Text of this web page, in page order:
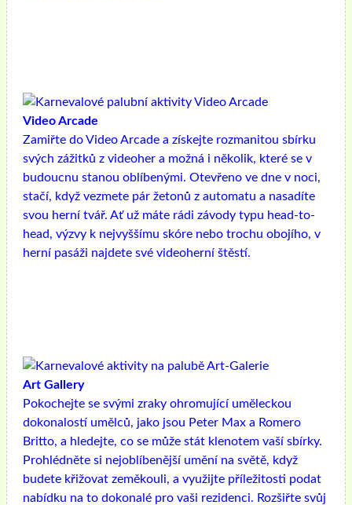
Video Arcade
Zamiřte do Video Arcade a získejte rozmanitou sbírku
svých zážitků z videoher a možná i několik, které se v
budoucnu stanou oblíbenými. Otevřeno ve dne v noci,
stačí, když vezmete pár žetonů z automatu a nasadíte
svou herní tvář. Ať už máte rádi závody typu head-to-
head, výzvy k nejvyššímu skóre nebo trochu obojího, v
herní pasáži najdete své videoherní štěstí.
Art Gallery
Pokochejte se svými zraky ohromující uměleckou
dokonalostí umělců, jako jsou Peter Max a Romero
Britto, a hledejte, co se může stát klenotem vaší sbírky.
Prohlédněte si nejoblíbenější umění na světě, když
budete křižovat zeměkouli, a využijte příležitosti podat
nabídku na to dokonalé pro vaši rezidenci. Rozšiřte svůj